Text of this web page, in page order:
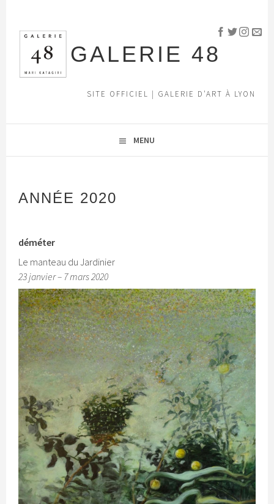
contenu
principal
GALERIE 48
SITE OFFICIEL | GALERIE D'ART À LYON
MENU
ANNÉE 2020
déméter
Le manteau du Jardinier
23 janvier – 7 mars 2020